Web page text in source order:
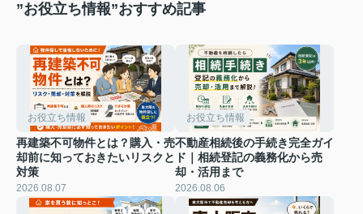
”お役立ち情報”おすすめ記事
お役立ち情報
再建築不可物件とは？購入・売
却前に知っておきたいリスクと
対策
2026.08.07
お役立ち情報
不動産相続後の手続き完全ガイ
ド｜相続登記の義務化から売
却・活用まで
2026.08.06